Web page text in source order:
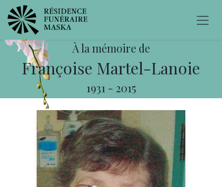
À la mémoire de
Françoise Martel-Lanoie
1931 - 2015